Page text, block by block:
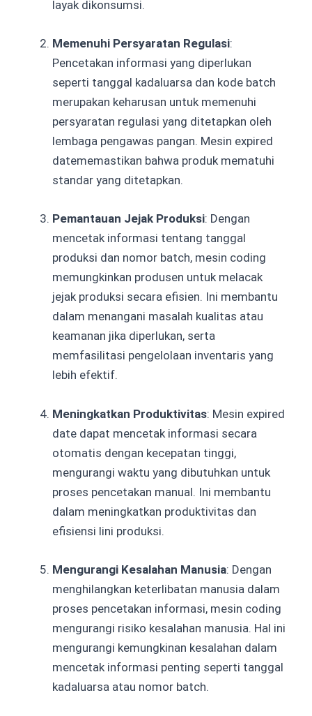
layak dikonsumsi.
Memenuhi Persyaratan Regulasi:
Pencetakan informasi yang diperlukan
seperti tanggal kadaluarsa dan kode batch
merupakan keharusan untuk memenuhi
persyaratan regulasi yang ditetapkan oleh
lembaga pengawas pangan. Mesin expired
datememastikan bahwa produk mematuhi
standar yang ditetapkan.
Pemantauan Jejak Produksi: Dengan
mencetak informasi tentang tanggal
produksi dan nomor batch, mesin coding
memungkinkan produsen untuk melacak
jejak produksi secara efisien. Ini membantu
dalam menangani masalah kualitas atau
keamanan jika diperlukan, serta
memfasilitasi pengelolaan inventaris yang
lebih efektif.
Meningkatkan Produktivitas: Mesin expired
date dapat mencetak informasi secara
otomatis dengan kecepatan tinggi,
mengurangi waktu yang dibutuhkan untuk
proses pencetakan manual. Ini membantu
dalam meningkatkan produktivitas dan
efisiensi lini produksi.
Mengurangi Kesalahan Manusia: Dengan
menghilangkan keterlibatan manusia dalam
proses pencetakan informasi, mesin coding
mengurangi risiko kesalahan manusia. Hal ini
mengurangi kemungkinan kesalahan dalam
mencetak informasi penting seperti tanggal
kadaluarsa atau nomor batch.